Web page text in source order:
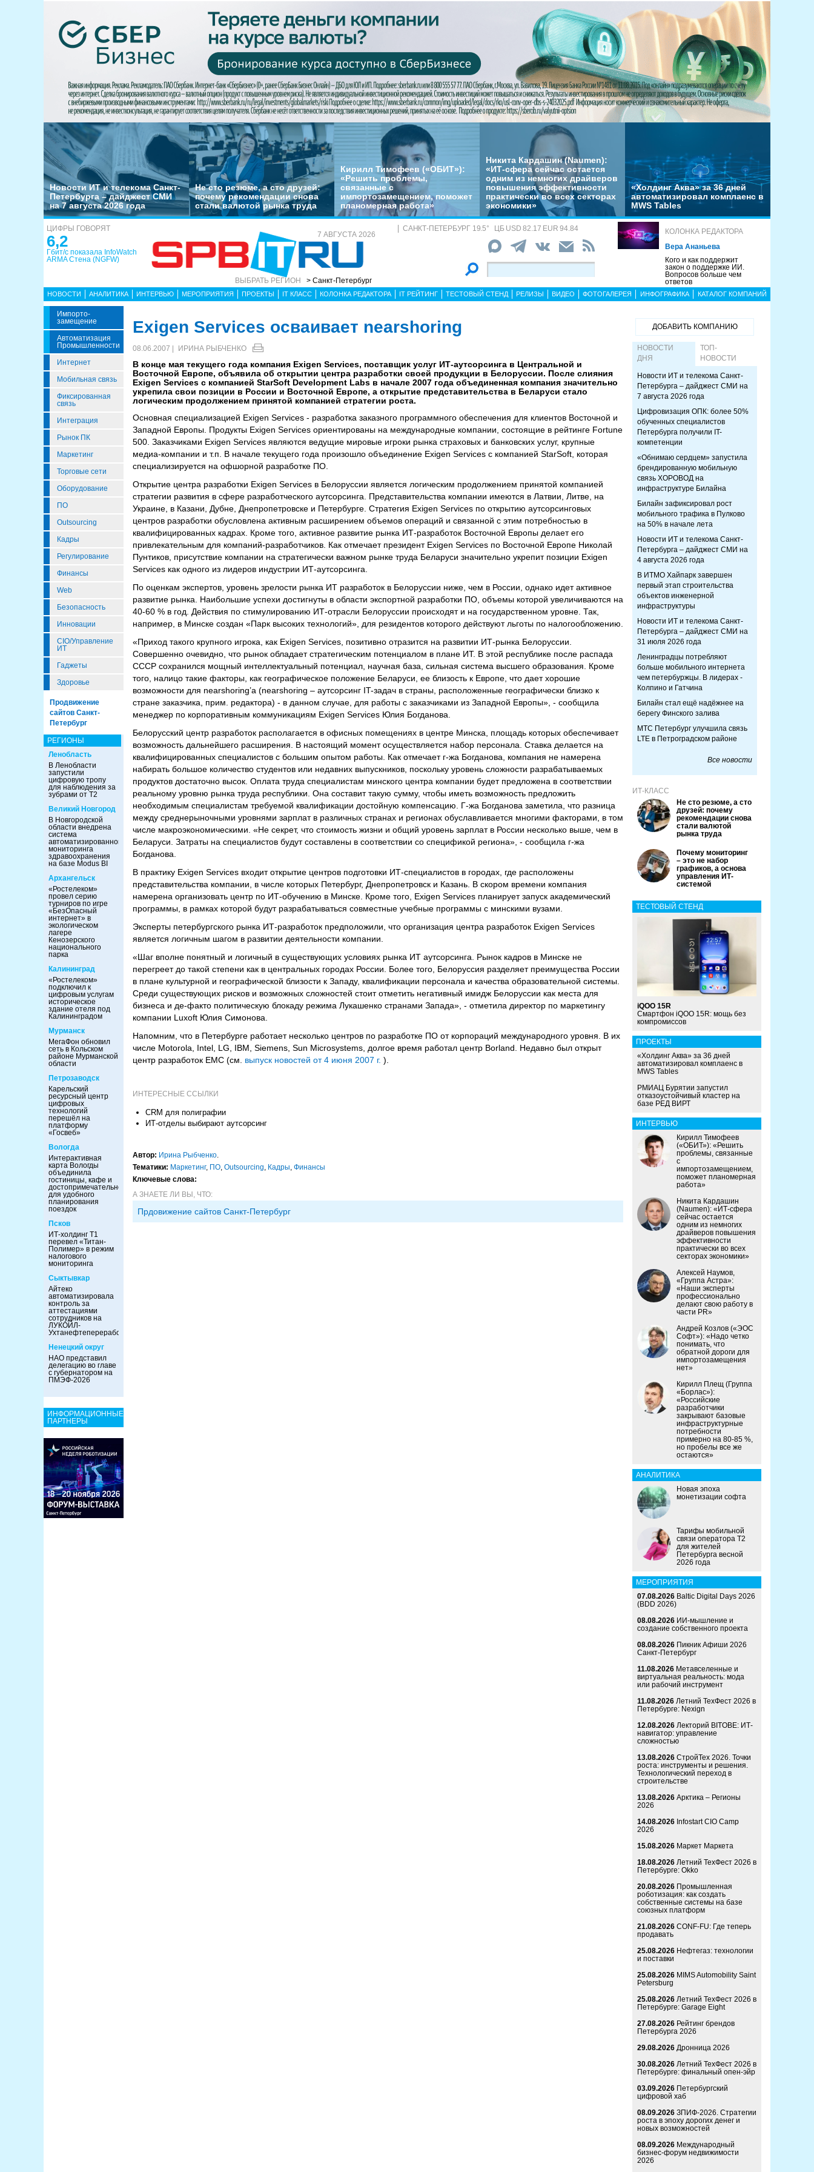
Новости ИТ и телекома Санкт-
Петербурга – дайджест СМИ
на 7 августа 2026 года
Не сто резюме, а сто друзей:
почему рекомендации снова
стали валютой рынка труда
Кирилл Тимофеев («ОБИТ»):
«Решить проблемы,
связанные с
импортозамещением, поможет
планомерная работа»
Никита Кардашин (Naumen):
«ИТ-сфера сейчас остается
одним из немногих драйверов
повышения эффективности
практически во всех секторах
экономики»
«Холдинг Аква» за 36 дней
автоматизировал комплаенс в
MWS Tables
ЦИФРЫ ГОВОРЯТ
6,2
Гбит/с показала InfoWatch
ARMA Стена (NGFW)
7 АВГУСТА 2026
ВЫБРАТЬ РЕГИОН > Санкт-Петербург
САНКТ-ПЕТЕРБУРГ 19.5° ЦБ USD 82.17 EUR 94.84
КОЛОНКА РЕДАКТОРА
Вера Ананьева
Кого и как поддержит
закон о поддержке ИИ.
Вопросов больше чем
ответов
НОВОСТИ АНАЛИТИКА ИНТЕРВЬЮ МЕРОПРИЯТИЯ ПРОЕКТЫ IT КЛАСС КОЛОНКА РЕДАКТОРА IT РЕЙТИНГ ТЕСТОВЫЙ СТЕНД РЕЛИЗЫ ВИДЕО ФОТОГАЛЕРЕЯ ИНФОГРАФИКА КАТАЛОГ КОМПАНИЙ
Импорто­
Замещение
Автоматизация
Промышленности
Интернет
Мобильная связь
Фиксированная
связь
Интеграция
Рынок ПК
Маркетинг
Торговые сети
Оборудование
ПО
Outsourcing
Кадры
Регулирование
Финансы
Web
Безопасность
Инновации
CIO/Управление
ИТ
Гаджеты
Здоровье
Продвижение
сайтов Санкт-
Петербург
РЕГИОНЫ
Ленобласть
В Ленобласти
запустили
цифровую тропу
для наблюдения за
зубрами от Т2
Великий Новгород
В Новгородской
области внедрена
система
автоматизированного
мониторинга
здравоохранения
на базе Modus BI
Архангельск
«Ростелеком»
провел серию
турниров по игре
«БезОпасный
интернет» в
экологическом
лагере
Кенозерского
национального
парка
Калининград
«Ростелеком»
подключил к
цифровым услугам
историческое
здание отеля под
Калининградом
Мурманск
МегаФон обновил
сеть в Кольском
районе Мурманской
области
Петрозаводск
Карельский
ресурсный центр
цифровых
технологий
перешёл на
платформу
«Госвеб»
Вологда
Интерактивная
карта Вологды
объединила
гостиницы, кафе и
достопримечательности
для удобного
планирования
поездок
Псков
ИТ-холдинг Т1
перевел «Титан-
Полимер» в режим
налогового
мониторинга
Сыктывкар
Айтеко
автоматизировала
контроль за
аттестациями
сотрудников на
ЛУКОЙЛ-
Ухтанефтепереработка
Ненецкий округ
НАО представил
делегацию во главе
с губернатором на
ПМЭФ-2026
ИНФОРМАЦИОННЫЕ
ПАРТНЕРЫ
Exigen Services осваивает nearshoring
08.06.2007 | ИРИНА РЫБЧЕНКО
В конце мая текущего года компания Exigen Services, поставщик услуг ИТ-аутсорсинга в Центральной и
Восточной Европе, объявила об открытии центра разработки своей продукции в Белоруссии. После слияния
Exigen Services с компанией StarSoft Development Labs в начале 2007 года объединенная компания значительно
укрепила свои позиции в России и Восточной Европе, а открытие представительства в Беларуси стало
логическим продолжением принятой компанией стратегии роста.
Основная специализацией Exigen Services - разработка заказного программного обеспечения для клиентов Восточной и
Западной Европы. Продукты Exigen Services ориентированы на международные компании, состоящие в рейтинге Fortune
500. Заказчиками Exigen Services являются ведущие мировые игроки рынка страховых и банковских услуг, крупные
медиа-компании и т.п. В начале текущего года произошло объединение Exigen Services с компанией StarSoft, которая
специализируется на офшорной разработке ПО.
Открытие центра разработки Exigen Services в Белоруссии является логическим продолжением принятой компанией
стратегии развития в сфере разработческого аутсорсинга. Представительства компании имеются в Латвии, Литве, на
Украине, в Казани, Дубне, Днепропетровске и Петербурге. Стратегия Exigen Services по открытию аутсорсинговых
центров разработки обусловлена активным расширением объемов операций и связанной с этим потребностью в
квалифицированных кадрах. Кроме того, активное развитие рынка ИТ-разработок Восточной Европы делает его
привлекательным для компаний-разработчиков. Как отмечает президент Exigen Services по Восточной Европе Николай
Пунтиков, присутствие компании на стратегически важном рынке труда Беларуси значительно укрепит позиции Exigen
Services как одного из лидеров индустрии ИТ-аутсорсинга.
По оценкам экспертов, уровень зрелости рынка ИТ разработок в Белоруссии ниже, чем в России, однако идет активное
развитие рынка. Наибольшие успехи достигнуты в области экспортной разработки ПО, объемы которой увеличиваются на
40-60 % в год. Действия по стимулированию ИТ-отрасли Белоруссии происходят и на государственном уровне. Так,
например, в Минске создан «Парк высоких технологий», для резидентов которого действуют льготы по налогообложению.
«Приход такого крупного игрока, как Exigen Services, позитивно отразится на развитии ИТ-рынка Белоруссии.
Совершенно очевидно, что рынок обладает стратегическим потенциалом в плане ИТ. В этой республике после распада
СССР сохранился мощный интеллектуальный потенциал, научная база, сильная система высшего образования. Кроме
того, налицо такие факторы, как географическое положение Беларуси, ее близость к Европе, что дает хорошие
возможности для nearshoring’a (nearshoring – аутсорсинг IT-задач в страны, расположенные географически близко к
стране заказчика, прим. редактора) - в данном случае, для работы с заказчиками из Западной Европы», - сообщила
менеджер по корпоративным коммуникациям Exigen Services Юлия Богданова.
Белорусский центр разработок располагается в офисных помещениях в центре Минска, площадь которых обеспечивает
возможность дальнейшего расширения. В настоящий момент осуществляется набор персонала. Ставка делается на
квалифицированных специалистов с большим опытом работы. Как отмечает г-жа Богданова, компания не намерена
набирать большое количество студентов или недавних выпускников, поскольку уровень сложности разрабатываемых
продуктов достаточно высок. Оплата труда специалистам минского центра компании будет предложена в соответствии
реальному уровню рынка труда республики. Она составит такую сумму, чтобы иметь возможность предложить
необходимым специалистам требуемой квалификации достойную компенсацию. Г-жа Богданова заметила, что разница
между среднерыночными уровнями зарплат в различных странах и регионах обуславливается многими факторами, в том
числе макроэкономическими. «Не секрет, что стоимость жизни и общий уровень зарплат в России несколько выше, чем в
Беларуси. Затраты на специалистов будут составлены в соответствии со спецификой региона», - сообщила г-жа
Богданова.
В практику Exigen Services входит открытие центров подготовки ИТ-специалистов в городах, где расположены
представительства компании, в числе которых Петербург, Днепропетровск и Казань. В скором времени компания
намерена организовать центр по ИТ-обучению в Минске. Кроме того, Exigen Services планирует запуск академический
программы, в рамках которой будут разрабатываться совместные учебные программы с минскими вузами.
Эксперты петербургского рынка ИТ-разработок предположили, что организация центра разработок Exigen Services
является логичным шагом в развитии деятельности компании.
«Шаг вполне понятный и логичный в существующих условиях рынка ИТ аутсорсинга. Рынок кадров в Минске не
перегреет до такой степени как в центральных городах России. Более того, Белоруссия разделяет преимущества России
в плане культурной и географической близости к Западу, квалификации персонала и качества образовательной системы.
Среди существующих рисков и возможных сложностей стоит отметить негативный имидж Белоруссии как места для
бизнеса и де-факто политическую блокаду режима Лукашенко странами Запада», - отметила директор по маркетингу
компании Luxoft Юлия Симонова.
Напомним, что в Петербурге работает несколько центров по разработке ПО от корпораций международного уровня. В их
числе Motorola, Intel, LG, IBM, Siemens, Sun Microsystems, долгое время работал центр Borland. Недавно был открыт
центр разработок EMC (см. выпуск новостей от 4 июня 2007 г. ).
ИНТЕРЕСНЫЕ ССЫЛКИ
CRM для полиграфии
ИТ-отделы выбирают аутсорсинг
Автор: Ирина Рыбченко.
Тематики: Маркетинг, ПО, Outsourcing, Кадры, Финансы
Ключевые слова:
А ЗНАЕТЕ ЛИ ВЫ, ЧТО:
Прдовижение сайтов Санкт-Петербург
ДОБАВИТЬ КОМПАНИЮ
НОВОСТИ
ДНЯ
ТОП-
НОВОСТИ
Новости ИТ и телекома Санкт-
Петербурга – дайджест СМИ на
7 августа 2026 года
Цифровизация ОПК: более 50%
обученных специалистов
Петербурга получили IT-
компетенции
«Обнимаю сердцем» запустила
брендированную мобильную
связь ХОРОВОД на
инфраструктуре Билайна
Билайн зафиксировал рост
мобильного трафика в Пулково
на 50% в начале лета
Новости ИТ и телекома Санкт-
Петербурга – дайджест СМИ на
4 августа 2026 года
В ИТМО Хайпарк завершен
первый этап строительства
объектов инженерной
инфраструктуры
Новости ИТ и телекома Санкт-
Петербурга – дайджест СМИ на
31 июля 2026 года
Ленинградцы потребляют
больше мобильного интернета
чем петербуржцы. В лидерах -
Колпино и Гатчина
Билайн стал ещё надёжнее на
берегу Финского залива
МТС Петербург улучшила связь
LTE в Петроградском районе
Все новости
ИТ-КЛАСС
Не сто резюме, а сто
друзей: почему
рекомендации снова
стали валютой
рынка труда
Почему мониторинг
– это не набор
графиков, а основа
управления ИТ-
системой
ТЕСТОВЫЙ СТЕНД
iQOO 15R
Смартфон iQOO 15R: мощь без
компромиссов
ПРОЕКТЫ
«Холдинг Аква» за 36 дней
автоматизировал комплаенс в
MWS Tables
РМИАЦ Бурятии запустил
отказоустойчивый кластер на
базе РЕД ВИРТ
ИНТЕРВЬЮ
Кирилл Тимофеев
(«ОБИТ»): «Решить
проблемы, связанные
с
импортозамещением,
поможет планомерная
работа»
Никита Кардашин
(Naumen): «ИТ-сфера
сейчас остается
одним из немногих
драйверов повышения
эффективности
практически во всех
секторах экономики»
Алексей Наумов,
«Группа Астра»:
«Наши эксперты
профессионально
делают свою работу в
части PR»
Андрей Козлов («ЭОС
Софт»): «Надо четко
понимать, что
обратной дороги для
импортозамещения
нет»
Кирилл Плещ (Группа
«Борлас»):
«Российские
разработчики
закрывают базовые
инфраструктурные
потребности
примерно на 80-85 %,
но пробелы все же
остаются»
АНАЛИТИКА
Новая эпоха
монетизации софта
Тарифы мобильной
связи оператора Т2
для жителей
Петербурга весной
2026 года
МЕРОПРИЯТИЯ
07.08.2026 Baltic Digital Days 2026
(BDD 2026)
08.08.2026 ИИ-мышление и
создание собственного проекта
08.08.2026 Пикник Афиши 2026
Санкт-Петербург
11.08.2026 Метавселенные и
виртуальная реальность: мода
или рабочий инструмент
11.08.2026 Летний ТехФест 2026 в
Петербурге: Nexign
12.08.2026 Лекторий BITOBE: ИТ-
навигатор: управление
сложностью
13.08.2026 СтройТех 2026. Точки
роста: инструменты и решения.
Технологический переход в
строительстве
13.08.2026 Арктика – Регионы
2026
14.08.2026 Infostart CIO Camp
2026
15.08.2026 Маркет Маркета
18.08.2026 Летний ТехФест 2026 в
Петербурге: Okko
20.08.2026 Промышленная
роботизация: как создать
собственные системы на базе
союзных платформ
21.08.2026 CONF-FU: Где теперь
продавать
25.08.2026 Нефтегаз: технологии
и поставки
25.08.2026 MIMS Automobility Saint
Petersburg
25.08.2026 Летний ТехФест 2026 в
Петербурге: Garage Eight
27.08.2026 Рейтинг брендов
Петербурга 2026
29.08.2026 Дронница 2026
30.08.2026 Летний ТехФест 2026 в
Петербурге: финальный опен-эйр
03.09.2026 Петербургский
цифровой хаб
08.09.2026 ЗПИФ-2026. Стратегии
роста в эпоху дорогих денег и
новых возможностей
08.09.2026 Международный
бизнес-форум недвижимости
2026